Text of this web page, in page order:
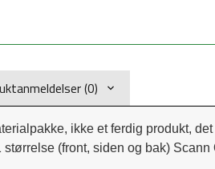
(0)
ikke et ferdig produkt,
(front, siden og bak)